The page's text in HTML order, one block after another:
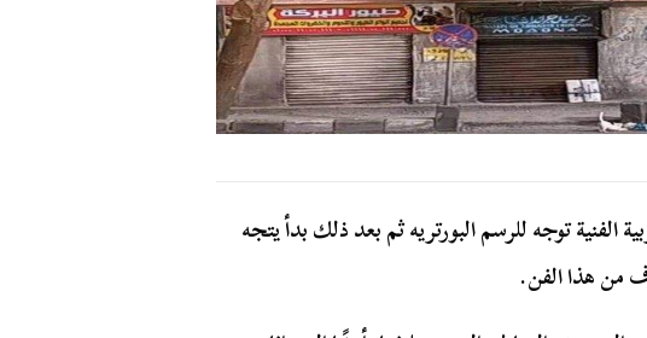
الفنية توجه للرسم البورتريه ثم بعد ذلك بدأ يتجه